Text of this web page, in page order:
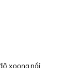
xoong nồi